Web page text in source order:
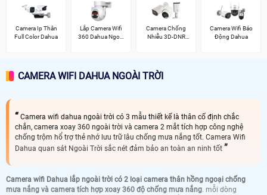
Camera Ip Thân
Full Color Dahua
Lắp Camera Wifi
360 Dahua Ngoài
Camera Chống
Nhiễu 3D-DNR
Camera Wifi Báo
Động Dahua
CAMERA WIFI DAHUA NGOÀI TRỜI
Camera wifi dahua ngoài trời có 3 mẫu thiết kế là thân cố định chắc
chắn, camera xoay 360 ngoài trời và camera 2 mắt tích hợp công nghệ
chống trộm hổ trợ thẻ nhớ lưu trữ lâu chống mưa nắng tốt. Camera Wifi
Dahua quan sát Ngoài Trời sắc nét đảm bảo an toàn an ninh tốt
Camera wifi Dahua lắp ngoài trời có 2 loại camera thân hồng ngoại chống
mưa nắng và camera tích hợp xoay 360 độ chống mưa nắng. mỗi dòng